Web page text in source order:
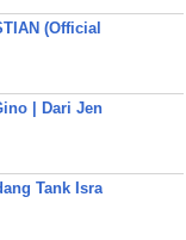
(Official
| Dari Jen
Tank Isra